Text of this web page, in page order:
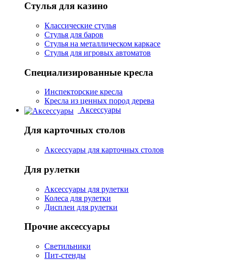
Стулья для казино
Классические стулья
Стулья для баров
Стулья на металлическом каркасе
Стулья для игровых автоматов
Специализированные кресла
Инспекторские кресла
Кресла из ценных пород дерева
Аксессуары
Для карточных столов
Аксессуары для карточных столов
Для рулетки
Аксессуары для рулетки
Колеса для рулетки
Дисплеи для рулетки
Прочие аксессуары
Светильники
Пит-стенды